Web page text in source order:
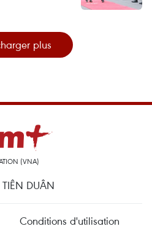
plus
(VNA)
DUÂN
Conditions d'utilisation